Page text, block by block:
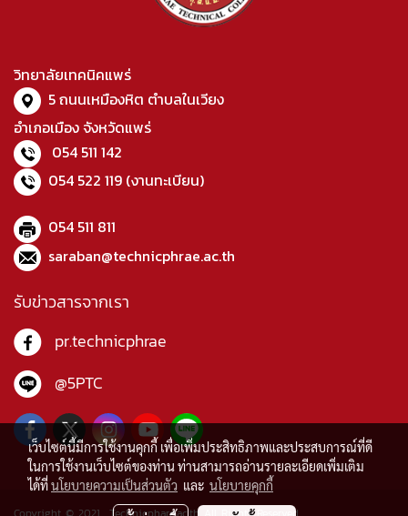
วิทยาลัยเทคนิคแพร่
5 ถนนเหมืองหิต ตำบลในเวียง
อำเภอเมือง จังหวัดแพร่
054 511 142
054 522 119 (งานทะเบียน)
054 511 811
saraban@technicphrae.ac.th
รับข่าวสารจากเรา
pr.technicphrae
@5PTC
เว็บไซต์นี้มีการใช้งานคุกกี้ เพื่อเพิ่มประสิทธิภาพและประสบการณ์ที่ดี
ในการใช้งานเว็บไซต์ของท่าน ท่านสามารถอ่านรายละเอียดเพิ่มเติม
ได้ที่นโยบายความเป็นส่วนตัว และ นโยบายคุกกี้